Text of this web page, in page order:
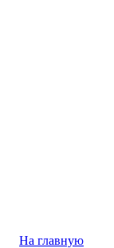
На главную